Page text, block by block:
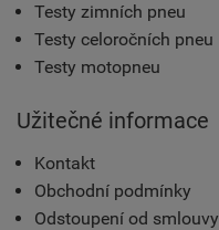
Testy zimních pneu
Testy celoročních pneu
Testy motopneu
Užitečné informace
Kontakt
Obchodní podmínky
Odstoupení od smlouvy